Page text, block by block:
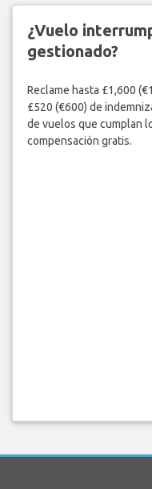
¿Vuelo
gestionado?
Reclame hasta £1,600
£520 (€600) de
de vuelos que cumplan
compensación gratis.